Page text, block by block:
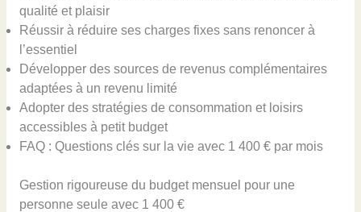
qualité et plaisir
Réussir à réduire ses charges fixes sans renoncer à
l’essentiel
Développer des sources de revenus complémentaires
adaptées à un revenu limité
Adopter des stratégies de consommation et loisirs
accessibles à petit budget
FAQ : Questions clés sur la vie avec 1 400 € par mois
Gestion rigoureuse du budget mensuel pour une
personne seule avec 1 400 €